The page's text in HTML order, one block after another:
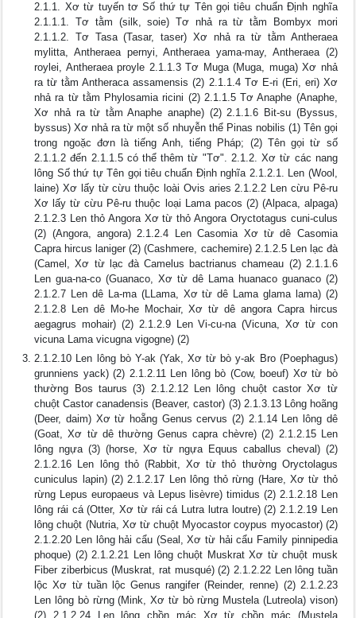
2.1.1. Xơ từ tuyến tơ Số thứ tự Tên gọi tiêu chuẩn Định nghĩa
2.1.1.1. Tơ tằm (silk, soie) Tơ nhả ra từ tằm Bombyx mori
2.1.1.2. Tơ Tasa (Tasar, taser) Xơ nhả ra từ tằm Antheraea
mylitta, Antheraea pernyi, Antheraea yama-may, Antheraea (2)
roylei, Antheraea proyle 2.1.1.3 Tơ Muga (Muga, muga) Xơ nhả
ra từ tằm Antheraca assamensis (2) 2.1.1.4 Tơ E-ri (Eri, eri) Xơ
nhả ra từ tằm Phylosamia ricini (2) 2.1.1.5 Tơ Anaphe (Anaphe,
Xơ nhả ra từ tằm Anaphe anaphe) (2) 2.1.1.6 Bit-su (Byssus,
byssus) Xơ nhả ra từ một số nhuyễn thể Pinas nobilis (1) Tên gọi
trong ngoặc đơn là tiếng Anh, tiếng Pháp; (2) Tên gọi từ số
2.1.1.2 đến 2.1.1.5 có thể thêm từ "Tơ". 2.1.2. Xơ từ các nang
lông Số thứ tự Tên gọi tiêu chuẩn Định nghĩa 2.1.2.1. Len (Wool,
laine) Xơ lấy từ cừu thuộc loài Ovis aries 2.1.2.2 Len cừu Pê-ru
Xơ lấy từ cừu Pê-ru thuộc loại Lama pacos (2) (Alpaca, alpaga)
2.1.2.3 Len thỏ Angora Xơ từ thỏ Angora Oryctotagus cuni-culus
(2) (Angora, angora) 2.1.2.4 Len Casomia Xơ từ dê Casomia
Capra hircus laniger (2) (Cashmere, cachemire) 2.1.2.5 Len lạc đà
(Camel, Xơ từ lạc đà Camelus bactrianus chameau (2) 2.1.1.6
Len gua-na-co (Guanaco, Xơ từ dê Lama huanaco guanaco (2)
2.1.2.7 Len dê La-ma (LLama, Xơ từ dê Lama glama lama) (2)
2.1.2.8 Len dê Mo-he Mochair, Xơ từ dê angora Capra hircus
aegagrus mohair) (2) 2.1.2.9 Len Vi-cu-na (Vicuna, Xơ từ con
vicuna Lama vicugna vigogne) (2)
2.1.2.10 Len lông bò Y-ak (Yak, Xơ từ bò y-ak Bro (Poephagus)
grunniens yack) (2) 2.1.2.11 Len lông bò (Cow, boeuf) Xơ từ bò
thường Bos taurus (3) 2.1.2.12 Len lông chuột castor Xơ từ
chuột Castor canadensis (Beaver, castor) (3) 2.1.3.13 Lông hoãng
(Deer, daim) Xơ từ hoẵng Genus cervus (2) 2.1.14 Len lông dê
(Goat, Xơ từ dê thường Genus capra chèvre) (2) 2.1.2.15 Len
lông ngựa (3) (horse, Xơ từ ngựa Equus caballus cheval) (2)
2.1.2.16 Len lông thỏ (Rabbit, Xơ từ thỏ thường Oryctolagus
cuniculus lapin) (2) 2.1.2.17 Len lông thỏ rừng (Hare, Xơ từ thỏ
rừng Lepus europaeus và Lepus lisèvre) timidus (2) 2.1.2.18 Len
lông rái cá (Otter, Xơ từ rái cá Lutra lutra loutre) (2) 2.1.2.19 Len
lông chuột (Nutria, Xơ từ chuột Myocastor coypus myocastor) (2)
2.1.2.20 Len lông hải cẩu (Seal, Xơ từ hải cẩu Family pinnipedia
phoque) (2) 2.1.2.21 Len lông chuột Muskrat Xơ từ chuột musk
Fiber ziberbicus (Muskrat, rat musqué) (2) 2.1.2.22 Len lông tuần
lộc Xơ từ tuần lộc Genus rangifer (Reinder, renne) (2) 2.1.2.23
Len lông bò rừng (Mink, Xơ từ bò rừng Mustela (Lutreola) vison)
(2) 2.1.2.24 Len lông chồn mác Xơ từ chồn mác (Mustela